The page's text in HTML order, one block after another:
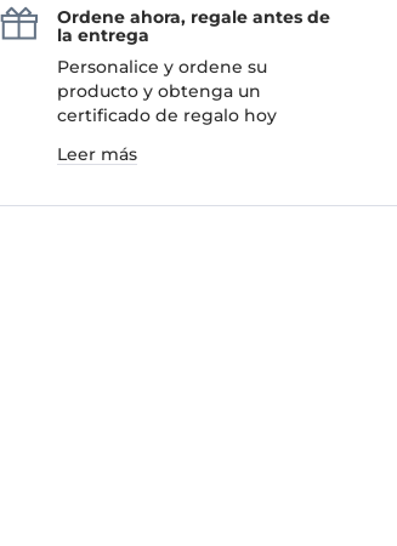
Ordene ahora, regale antes de
la entrega
Personalice y ordene su
producto y obtenga un
certificado de regalo hoy
Leer más